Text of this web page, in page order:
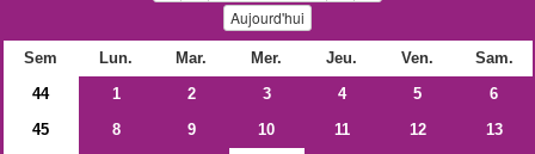
Aujourd'hui
Sem Lun. Mar. Mer. Jeu. Ven.
Sam.
44
1 2 3 4 5
6
45
8 9 10 11 12
13